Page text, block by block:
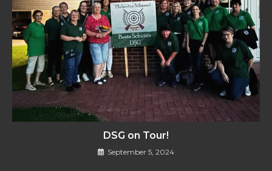
DSG on Tour!
September 5, 2024